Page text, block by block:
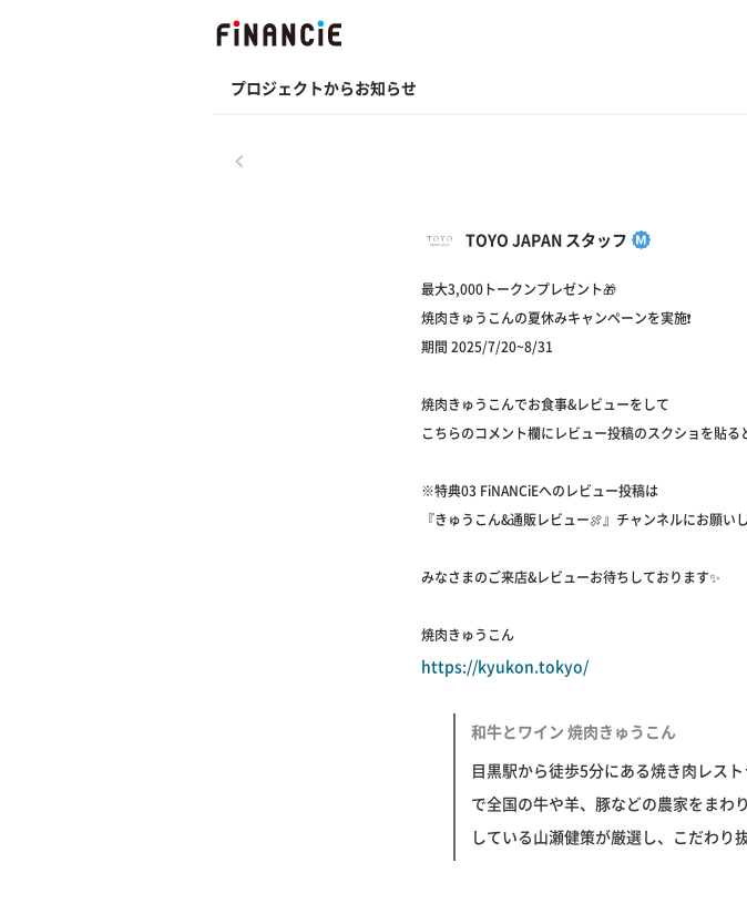
プロジェクトからお知らせ
TOYO JAPAN スタッフ
最大3,000トークンプレゼント🎁
焼肉きゅうこんの夏休みキャンペーンを実施❗️
期間 2025/7/20~8/31
焼肉きゅうこんでお食事&レビューをして
こちらのコメント欄にレビュー投稿のスクショを貼
※特典03 FiNANCiEへのレビュー投稿は
『きゅうこん&通販レビュー🍖』チャンネルにお願い
みなさまのご来店&レビューお待ちしております✨
焼肉きゅうこん
https://kyukon.tokyo/
和牛とワイン 焼肉きゅうこん
目黒駅から徒歩5分にある焼き肉レス
で全国の牛や羊、豚などの農家をまわ
している山瀬健策が厳選し、こだわり